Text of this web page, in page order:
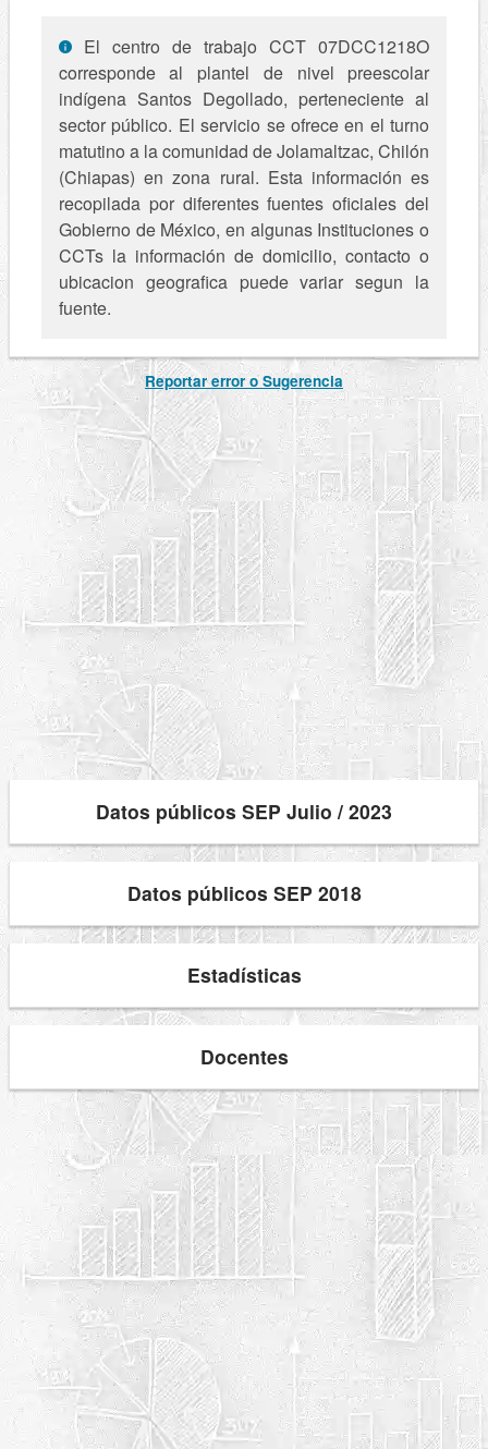
El centro de trabajo CCT 07DCC1218O
corresponde al plantel de nivel preescolar
indígena Santos Degollado, perteneciente al
sector público. El servicio se ofrece en el turno
matutino a la comunidad de Jolamaltzac, Chilón
(Chiapas) en zona rural. Esta información es
recopilada por diferentes fuentes oficiales del
Gobierno de México, en algunas Instituciones o
CCTs la información de domicilio, contacto o
ubicacion geografica puede variar segun la
fuente.
Reportar error o Sugerencia
Datos públicos SEP Julio / 2023
Datos públicos SEP 2018
Estadísticas
Docentes